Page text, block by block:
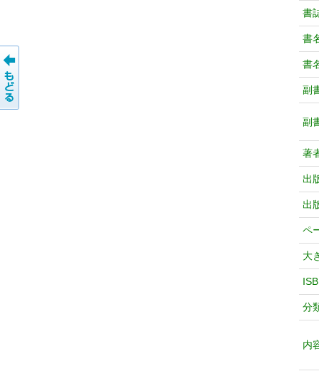
書
書
書
副
副
著
出
出
ペ
大
分
内